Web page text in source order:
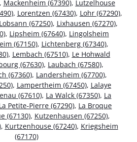
Mackenheim (67390), Lutzelhouse
, Lorentzen (67430), Lohr (67290),
Lobsann (67250), Lixhausen (67270),
, Lipsheim (67640), Lingolsheim
(67150), Lichtenberg (67340),
, Lembach (67510), Le Hohwald
(67630), Laubach (67580),
(67360), Landersheim (67700),
, Lampertheim (67450), Lalaye
(67610), La Walck (67350), La
Petite-Pierre (67290), La Broque
(67130), Kutzenhausen (67250),
, Kurtzenhouse (67240), Kriegsheim
(67170)